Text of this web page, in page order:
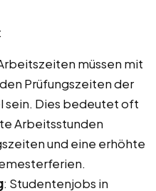
:
müssen mit
Prüfungszeiten der
Dies bedeutet oft
Arbeitsstunden
und eine erhöhte
: Studentenjobs in